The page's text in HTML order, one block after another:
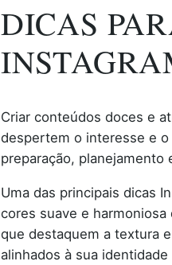
DICAS
Criar conteúdos doces e
despertem o interesse e
preparação, planejamento
Uma das principais dicas
cores suave e
que destaquem a textura
alinhados à sua